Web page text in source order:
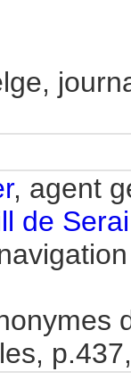
, agent
de